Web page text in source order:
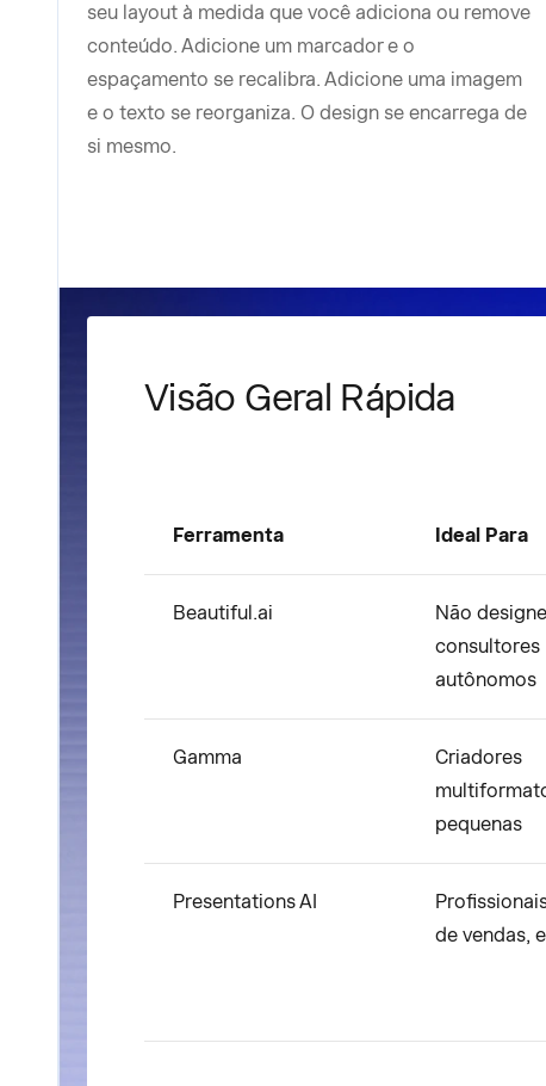
seu layout à medida que você adiciona ou remove
conteúdo. Adicione um marcador e o
espaçamento se recalibra. Adicione uma imagem
e o texto se reorganiza. O design se encarrega de
si mesmo.
Visão Geral Rápida
Ferramenta Ideal Para
Beautiful.ai
Não
consultores
autônomos
Gamma
Criadores
pequenas
Presentations AI
de vendas,